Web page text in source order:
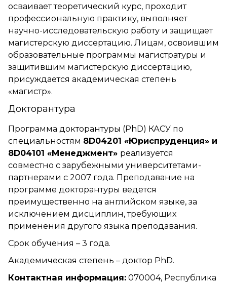
осваивает теоретический курс, проходит
профессиональную практику, выполняет
научно-исследовательскую работу и защищает
магистерскую диссертацию. Лицам, освоившим
образовательные программы магистратуры и
защитившим магистерскую диссертацию,
присуждается академическая степень
«магистр».
Докторантура
Программа докторантуры (PhD) КАСУ по
специальностям 8D04201 «Юриспруденция» и
8D04101 «Менеджмент» реализуется
совместно с зарубежными университетами-
партнерами с 2007 года. Преподавание на
программе докторантуры ведется
преимущественно на английском языке, за
исключением дисциплин, требующих
применения другого языка преподавания.
Срок обучения – 3 года.
Академическая степень – доктор PhD.
Контактная информация: 070004, Республика